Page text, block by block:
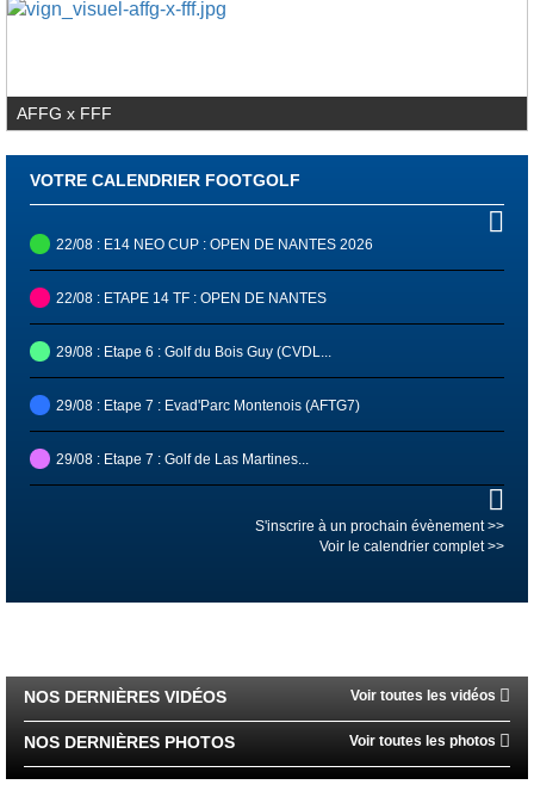
AFFG x FFF
VOTRE CALENDRIER FOOTGOLF
22/08 : E14 NEO CUP : OPEN DE NANTES 2026
22/08 : ETAPE 14 TF : OPEN DE NANTES
29/08 : Etape 6 : Golf du Bois Guy (CVDL...
29/08 : Etape 7 : Evad'Parc Montenois (AFTG7)
29/08 : Etape 7 : Golf de Las Martines...
05/09 : ETAPE 15 TF : OPEN D'ALBON
12/09 : E16 NEO CUP : OPEN DE LA VALSERINE...
S'inscrire à un prochain évènement >>
Voir le calendrier complet >>
NOS DERNIÈRES VIDÉOS Voir toutes les vidéos
NOS DERNIÈRES PHOTOS Voir toutes les photos